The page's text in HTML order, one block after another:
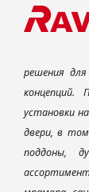
решения
концепций.
установки
двери, в
поддоны,